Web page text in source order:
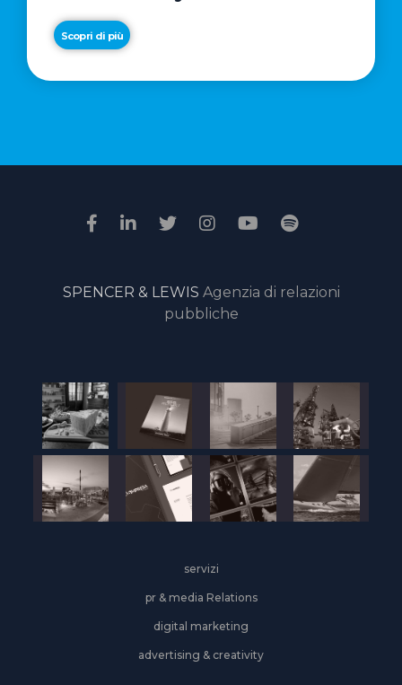
Scopri di più
“Passione
il
della
giuria
online
SPENCER & LEWIS Agenzia di relazioni
pubbliche
servizi
pr & media Relations
digital marketing
advertising & creativity